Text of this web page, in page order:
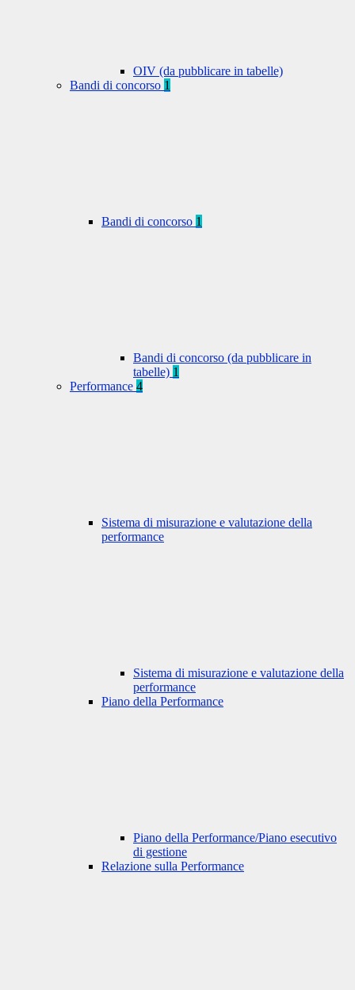
OIV (da pubblicare in tabelle)
Bandi di concorso 1
Bandi di concorso 1
Bandi di concorso (da pubblicare in
tabelle) 1
Performance 4
Sistema di misurazione e valutazione della
performance
Sistema di misurazione e valutazione della
performance
Piano della Performance
Piano della Performance/Piano esecutivo
di gestione
Relazione sulla Performance